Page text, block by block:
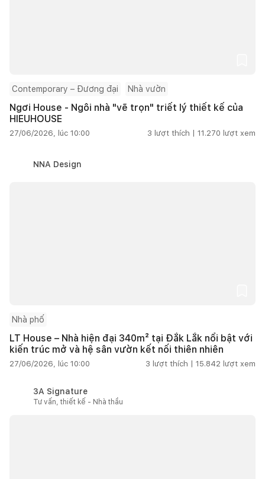
Contemporary – Đương đại Nhà vườn
Ngơi House - Ngôi nhà "vẽ trọn" triết lý thiết kế của
HIEUHOUSE
27/06/2026, lúc 10:00 3 lượt thích | 11.270 lượt xem
NNA Design
Nhà phố
LT House – Nhà hiện đại 340m² tại Đắk Lắk nổi bật với
kiến trúc mở và hệ sân vườn kết nối thiên nhiên
27/06/2026, lúc 10:00 3 lượt thích | 15.842 lượt xem
3A Signature
Tư vấn, thiết kế - Nhà thầu